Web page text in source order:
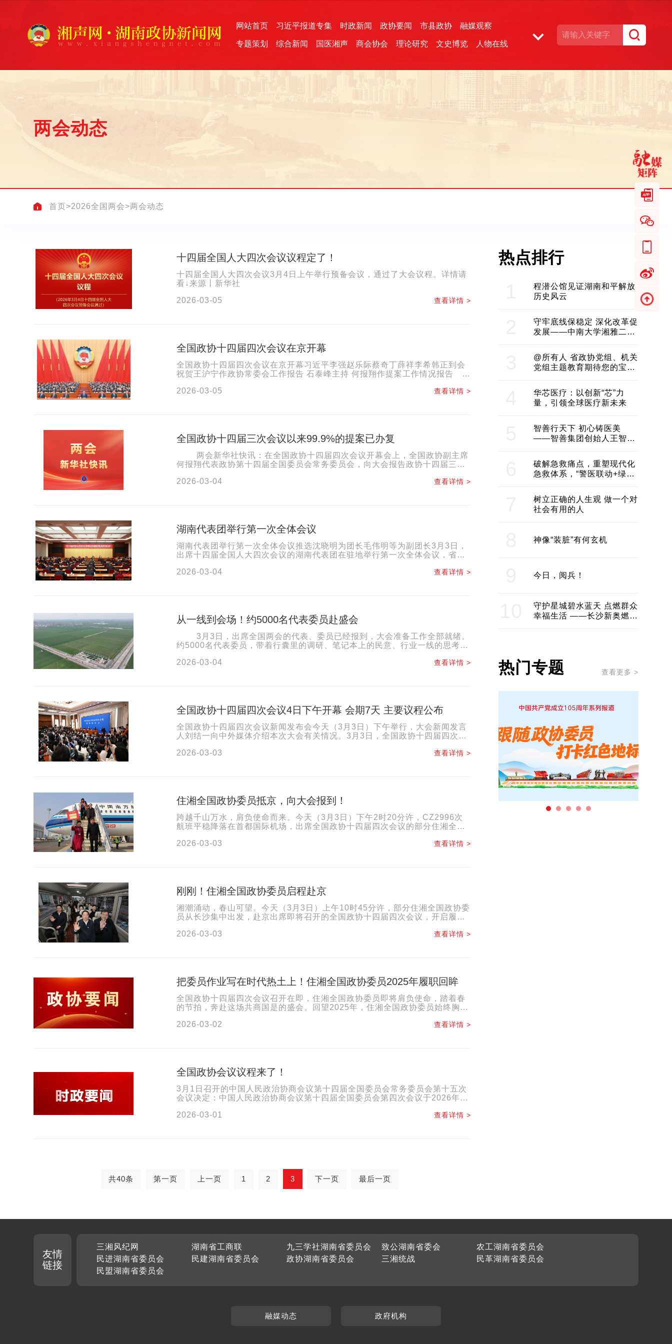
网站首页 习近平报道专集 时政新闻 政协要闻 市县政协 融媒观察
专题策划 综合新闻 国医湘声 商会协会 理论研究 文史博览 人物在线
两会动态
首页>2026全国两会>两会动态
十四届全国人大四次会议议程定了！
十四届全国人大四次会议3月4日上午举行预备会议，通过了大会议程。详情请
看↓来源丨新华社
2026-03-05
查看详情 >
全国政协十四届四次会议在京开幕
全国政协十四届四次会议在京开幕习近平李强赵乐际蔡奇丁薛祥李希韩正到会
祝贺王沪宁作政协常委会工作报告 石泰峰主持 何报翔作提案工作情况报告
2026-03-05
查看详情 >
全国政协十四届三次会议以来99.9%的提案已办复
两会新华社快讯：在全国政协十四届四次会议开幕会上，全国政协副主席
何报翔代表政协第十四届全国委员会常务委员会，向大会报告政协十四届三次
2026-03-04
查看详情 >
湖南代表团举行第一次全体会议
湖南代表团举行第一次全体会议推选沈晓明为团长毛伟明等为副团长3月3日，
出席十四届全国人大四次会议的湖南代表团在驻地举行第一次全体会议，省委
2026-03-04
查看详情 >
从一线到会场！约5000名代表委员赴盛会
3月3日，出席全国两会的代表、委员已经报到，大会准备工作全部就绪。
约5000名代表委员，带着行囊里的调研、笔记本上的民意、行业一线的思考，
2026-03-04
查看详情 >
全国政协十四届四次会议4日下午开幕 会期7天 主要议程公布
全国政协十四届四次会议新闻发布会今天（3月3日）下午举行，大会新闻发言
人刘结一向中外媒体介绍本次大会有关情况。3月3日，全国政协十四届四次会
2026-03-03
查看详情 >
住湘全国政协委员抵京，向大会报到！
跨越千山万水，肩负使命而来。今天（3月3日）下午2时20分许，CZ2996次
航班平稳降落在首都国际机场，出席全国政协十四届四次会议的部分住湘全国
2026-03-03
查看详情 >
刚刚！住湘全国政协委员启程赴京
湘潮涌动，春山可望。今天（3月3日）上午10时45分许，部分住湘全国政协委
员从长沙集中出发，赴京出席即将召开的全国政协十四届四次会议，开启履职
2026-03-03
查看详情 >
把委员作业写在时代热土上！住湘全国政协委员2025年履职回眸
全国政协十四届四次会议召开在即，住湘全国政协委员即将肩负使命，踏着春
的节拍，奔赴这场共商国是的盛会。回望2025年，住湘全国政协委员始终胸
2026-03-02
查看详情 >
全国政协会议议程来了！
3月1日召开的中国人民政治协商会议第十四届全国委员会常务委员会第十五次
会议决定：中国人民政治协商会议第十四届全国委员会第四次会议于2026年3
2026-03-01
查看详情 >
共40条 第一页 上一页 1 2 3 下一页 最后一页
热点排行
程潜公馆见证湖南和平解放
历史风云
守牢底线保稳定 深化改革促
发展——中南大学湘雅二医
@所有人 省政协党组、机关
党组主题教育期待您的宝贵
华芯医疗：以创新“芯”力
量，引领全球医疗新未来
智善行天下 初心铸医美
——智善集团创始人王智带
建医美产业良性生态圈
破解急救痛点，重塑现代化
急救体系，“警医联动+绿波
树立正确的人生观 做一个对
社会有用的人
神像“装脏”有何玄机
今日，阅兵！
守护星城碧水蓝天 点燃群众
幸福生活 ——长沙新奥燃气
热门专题 查看更多 >
友情
链接
三湘风纪网 湖南省工商联 九三学社湖南省委员会 致公湖南省委会
农工湖南省委员会
民进湖南省委员会
民建湖南省委员会 政协湖南省委员会 三湘统战
民革湖南省委员会
民盟湖南省委员会
融媒动态 政府机构